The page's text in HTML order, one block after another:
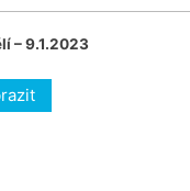
– 9.1.2023